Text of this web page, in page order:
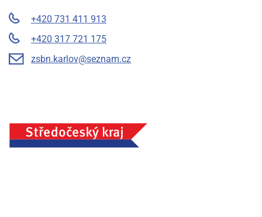
+420 731 411 913
+420 317 721 175
zsbn.karlov@seznam.cz